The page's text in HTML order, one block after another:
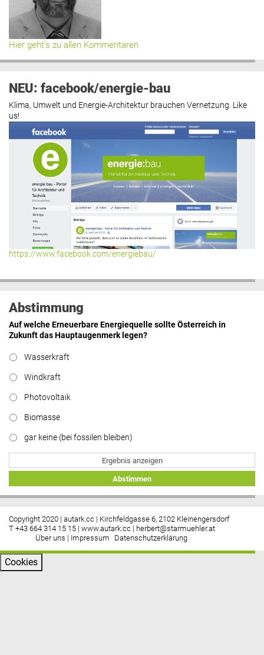
Hier geht’s zu allen Kommentaren
NEU: facebook/energie-bau
Klima, Umwelt und Energie-Architektur brauchen Vernetzung. Like
us!
https://www.facebook.com/energiebau/
Abstimmung
Auf welche Erneuerbare Energiequelle sollte Österreich in
Zukunft das Hauptaugenmerk legen?
Wasserkraft
Windkraft
Photovoltaik
Biomasse
gar keine (bei fossilen bleiben)
Ergebnis anzeigen
Abstimmen
Copyright 2020 | autark.cc | Kirchfeldgasse 6, 2102 Kleinengersdorf
T +43 664 314 15 15 | www.autark.cc | herbert@starmuehler.at
Über uns | Impressum Datenschutzerklärung
Cookies